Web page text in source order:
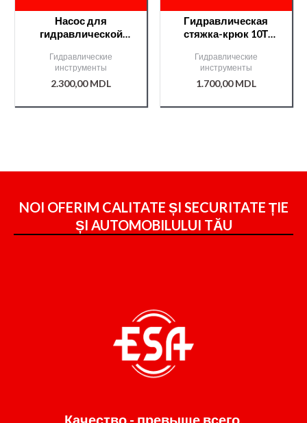
Насос для
гидравлической
10Т /T80330/
Гидравлические
инструменты
2.300,00MDL
Гидравлическая
стяжка-крюк 10Т
Гидравлические
инструменты
1.700,00MDL
NOI OFERIM CALITATE ȘI SECURITATE ȚIE
ȘI AUTOMOBILULUI TĂU
Качество - превыше всего.